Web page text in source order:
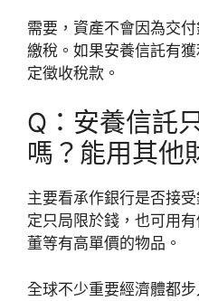
需要，資產不會因為交
繳稅。如果安養信託有
定徵收稅款。
Q：安養信託
嗎？能用其他
主要看承作銀行是否接
定只局限於錢，也可用
董等有高單價的物品。
全球不少重要經濟體都